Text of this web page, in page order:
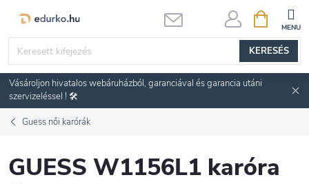
KERESÉS
KOSÁR
Vásároljon hivatalos webáruházból, garanciával és garancia utáni
szervizeléssel ! 🛠️
Guess női karórák
GUESS W1156L1 karóra